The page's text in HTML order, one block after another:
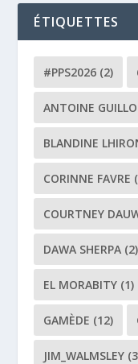
ÉTIQUETTES
#PPS2026 (2)
ANTOINE
BLANDINE
CORINNE FAVRE
COURTNEY
DAWA SHERPA (2)
EL MORABITY (1)
GAMÈDE (12)
JIM_WALMSLEY